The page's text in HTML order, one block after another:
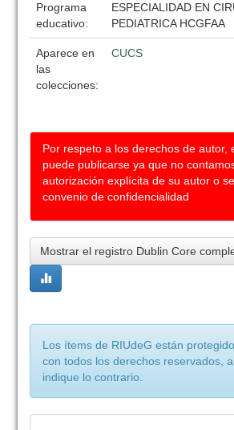
Programa
educativo:
ESPECIALIDAD EN
PEDIATRICA HCGFAA
Aparece en
las
colecciones:
CUCS
Por respeto a los derechos de autor,
puede publicarse ya que no
autorización explícita de su autor o
convenio de confidencialidad
Mostrar el registro Dublin Core
Los ítems de RIUdeG están
con todos los derechos reservados,
indique lo contrario.